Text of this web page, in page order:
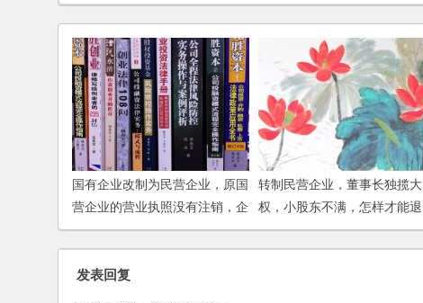
国有企业改制为民营企业，原国
营企业的营业执照没有注销，企
业的国营身份还存在吗？
转制民营企业，董事长独揽大
权，小股东不满，怎样才能退
股？
发表回复